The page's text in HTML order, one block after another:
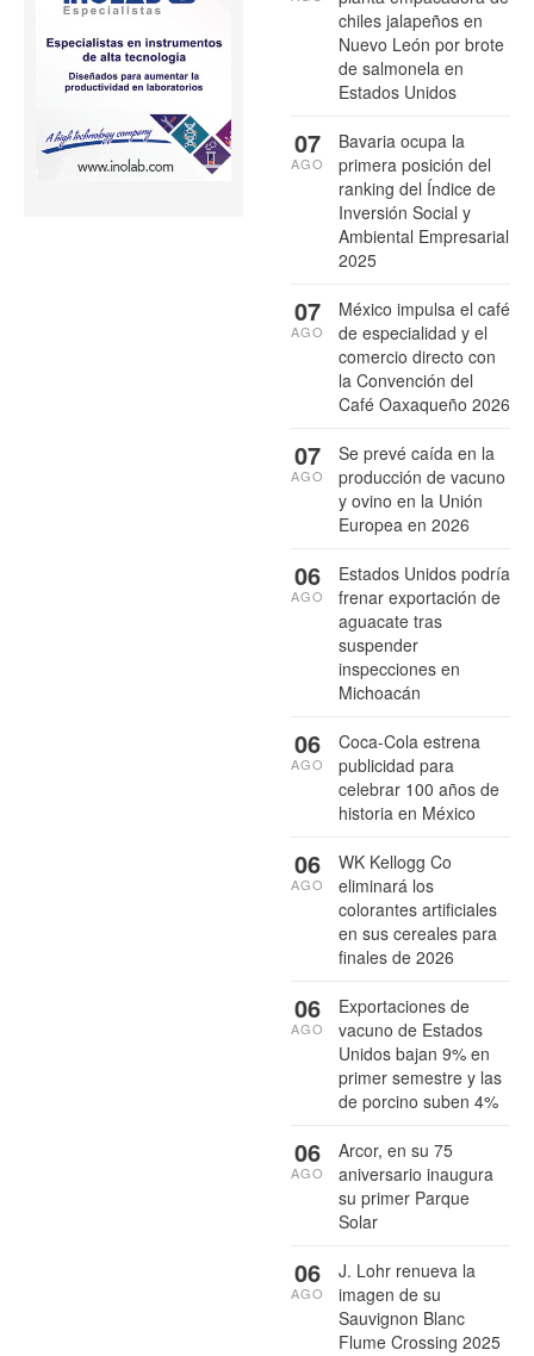
chiles jalapeños en
Nuevo León por brote
de salmonela en
Estados Unidos
Bavaria ocupa la
primera posición del
ranking del Índice de
Inversión Social y
Ambiental Empresarial
2025
07
AGO
México impulsa el café
de especialidad y el
comercio directo con
la Convención del
Café Oaxaqueño 2026
07
AGO
Se prevé caída en la
producción de vacuno
y ovino en la Unión
Europea en 2026
07
AGO
Estados Unidos podría
frenar exportación de
aguacate tras
suspender
inspecciones en
Michoacán
06
AGO
Coca-Cola estrena
publicidad para
celebrar 100 años de
historia en México
06
AGO
WK Kellogg Co
eliminará los
colorantes artificiales
en sus cereales para
finales de 2026
06
AGO
Exportaciones de
vacuno de Estados
Unidos bajan 9% en
primer semestre y las
de porcino suben 4%
06
AGO
Arcor, en su 75
aniversario inaugura
su primer Parque
Solar
06
AGO
J. Lohr renueva la
imagen de su
Sauvignon Blanc
Flume Crossing 2025
06
AGO